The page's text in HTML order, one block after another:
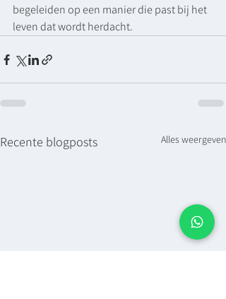
begeleiden op een manier die past bij het
leven dat wordt herdacht.
Recente blogposts Alles weergeven